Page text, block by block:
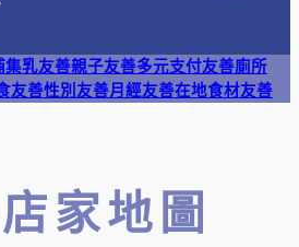
集乳友善親子友善多元支付友善廁所
友善性別友善月經友善在地食材友善
家地圖